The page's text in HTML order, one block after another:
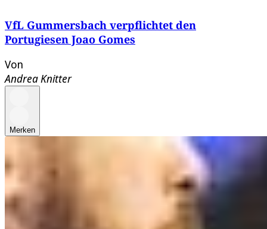
VfL Gummersbach verpflichtet den
Portugiesen Joao Gomes
Von
Andrea Knitter
Merken